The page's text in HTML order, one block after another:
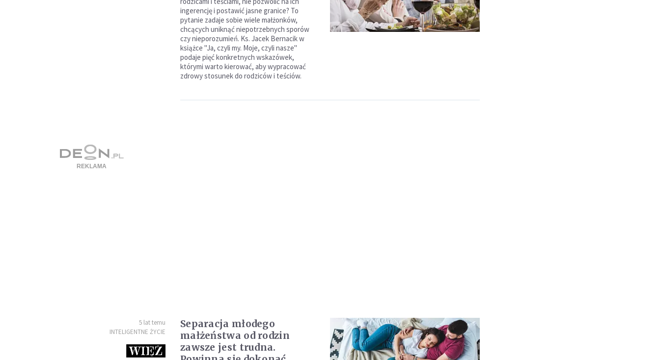
ingerencję i postawić jasne granice? To
pytanie zadaje sobie wiele małżonków,
chcących uniknąć niepotrzebnych sporów
czy nieporozumień. Ks. Jacek Bernacik w
książce "Ja, czyli my. Moje, czyli nasze"
podaje pięć konkretnych wskazówek,
którymi warto kierować, aby wypracować
zdrowy stosunek do rodziców i teściów.
5 lat temu
INTELIGENTNE ŻYCIE
Separacja młodego
małżeństwa od rodzin
zawsze jest trudna.